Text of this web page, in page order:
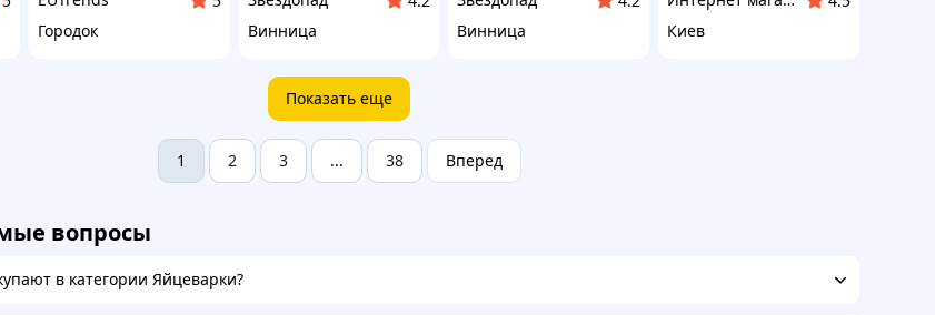
Городок
Винница
Винница
Киев
Показать еще
1 2 3 ... 38 Вперед
вопросы
в категории Яйцеварки?